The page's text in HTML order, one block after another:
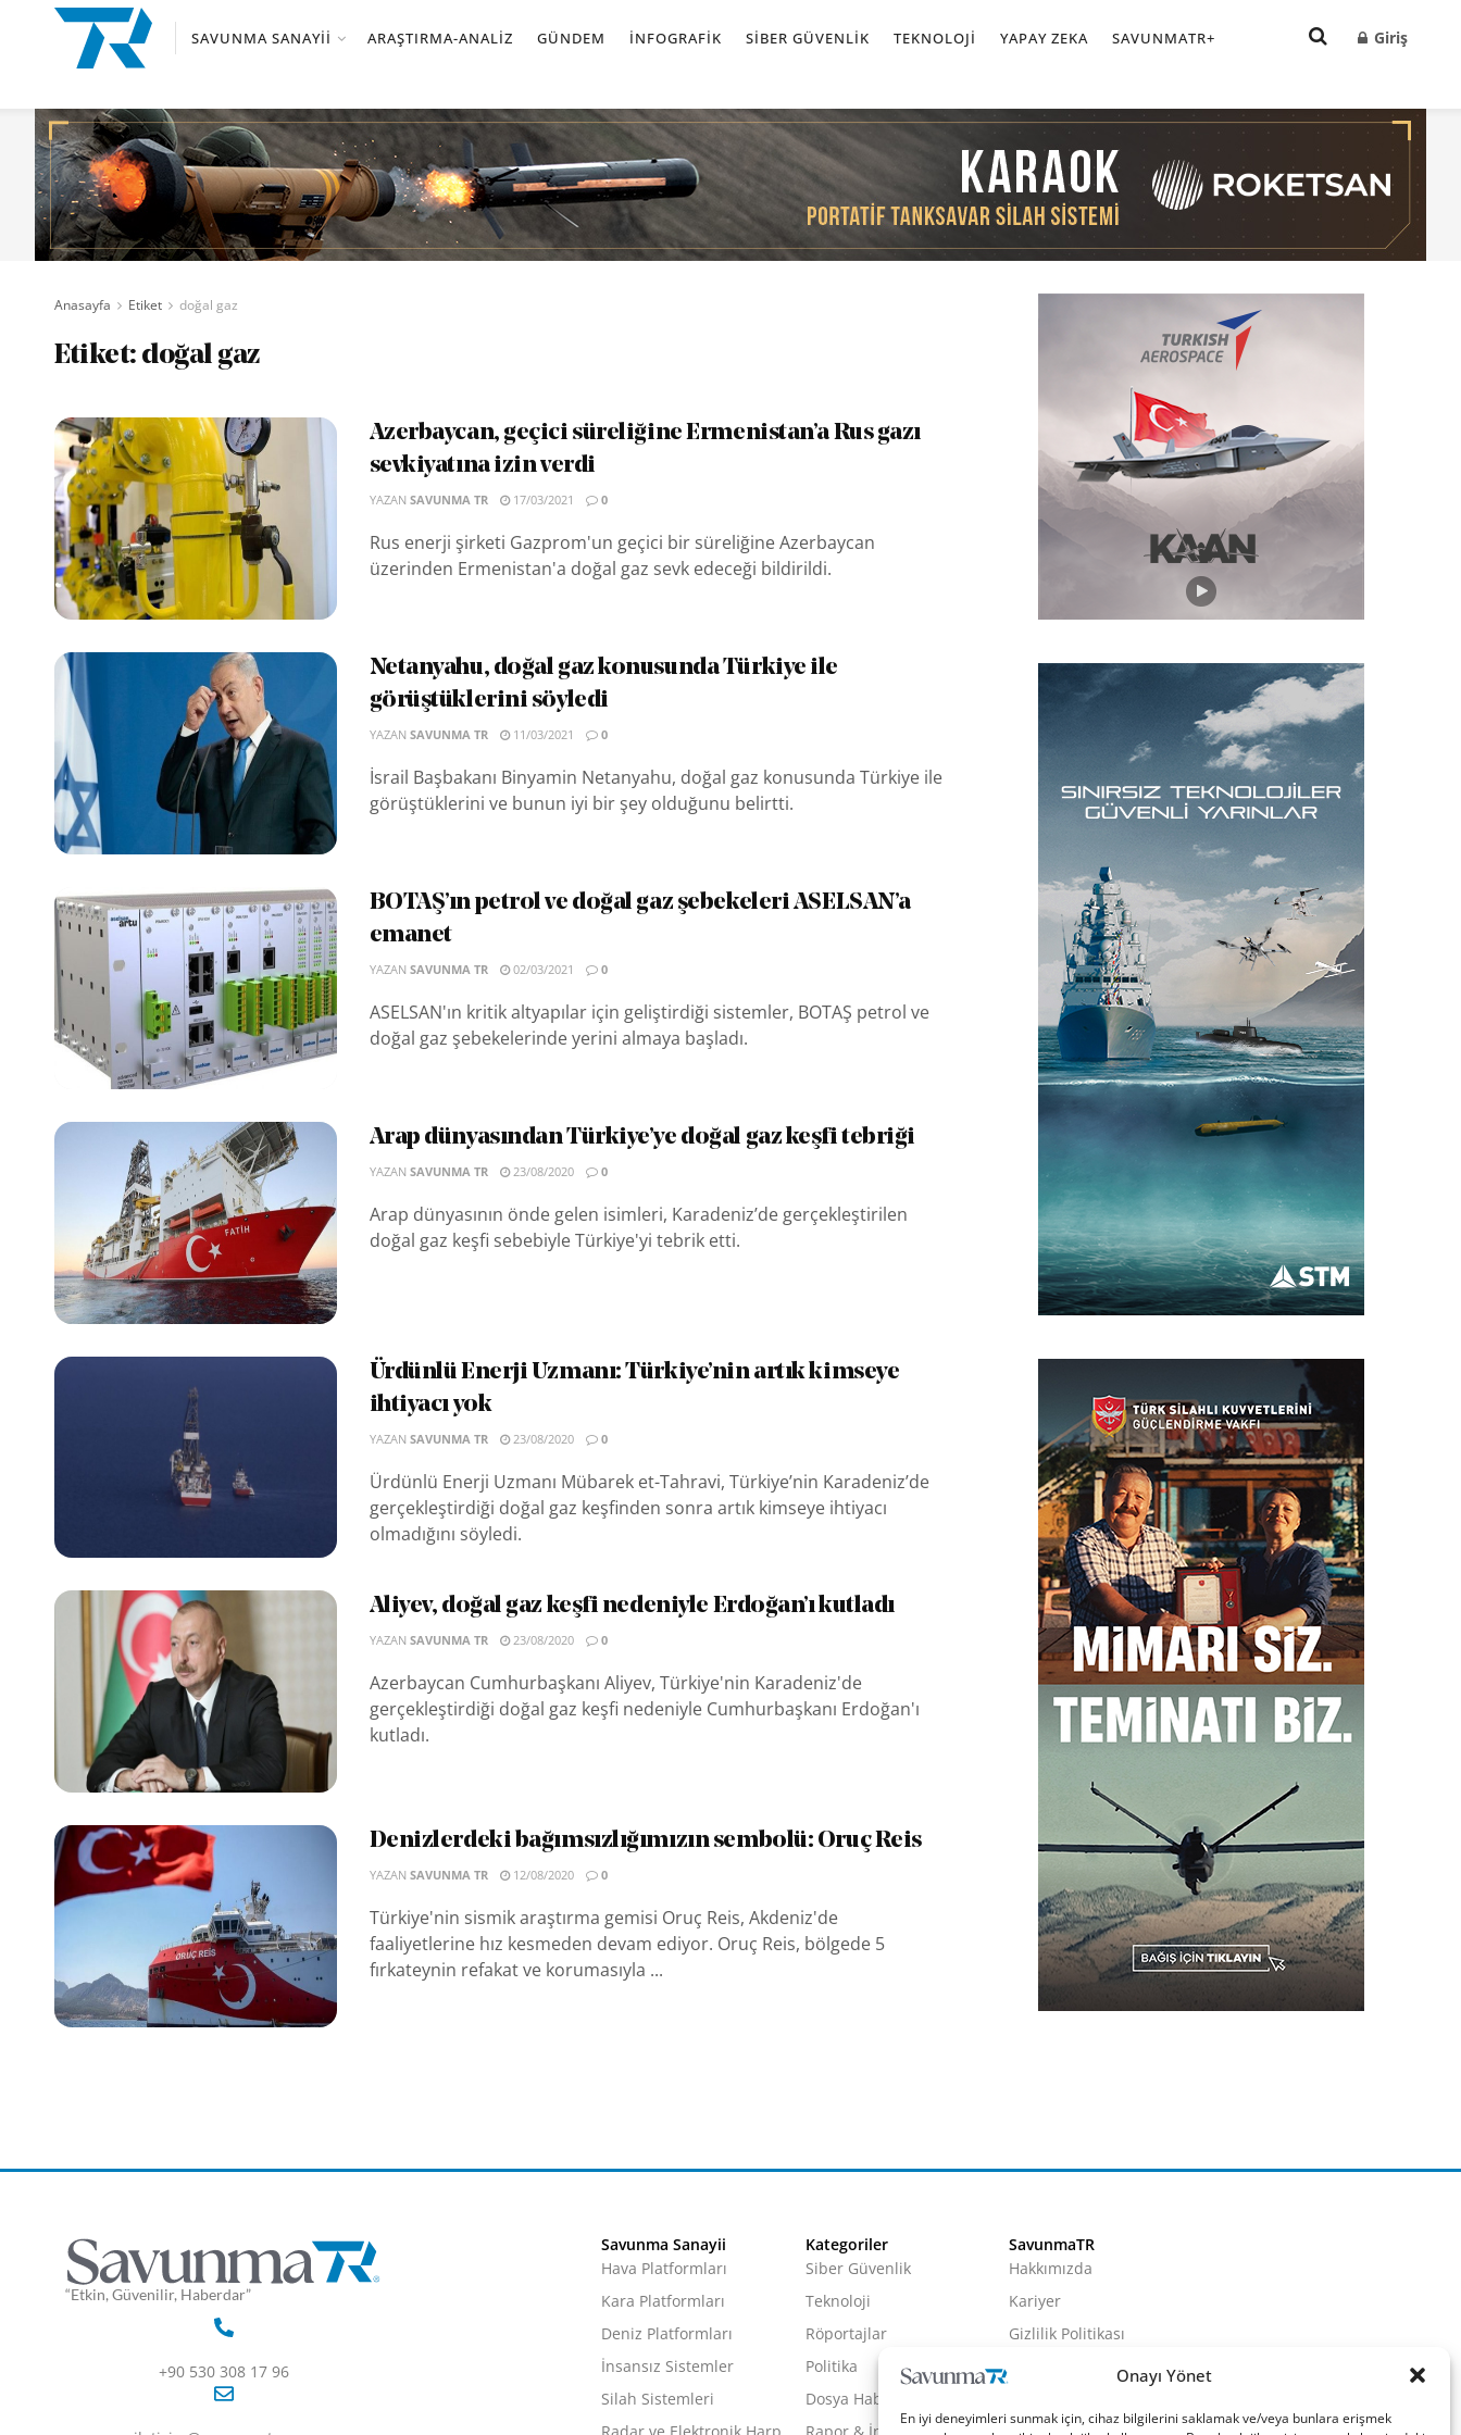
Onayı Yönet
En iyi deneyimleri sunmak için, cihaz bilgilerini saklamak ve/veya bunlara erişmek
SAVUNMA SANAYII ARAŞTIRMA-ANALIZ GÜNDEM İNFOGRAFIK SIBER GÜVENLIK TEKNOLOJI YAPAY ZEKA SAVUNMATR+ Giriş
Anasayfa Etiket doğal gaz
Etiket: doğal gaz
Azerbaycan, geçici süreliğine Ermenistan’a Rus gazı
sevkiyatına izin verdi
YAZAN SAVUNMA TR 17/03/2021 0
Rus enerji şirketi Gazprom'un geçici bir süreliğine Azerbaycan
üzerinden Ermenistan'a doğal gaz sevk edeceği bildirildi.
Netanyahu, doğal gaz konusunda Türkiye ile
görüştüklerini söyledi
YAZAN SAVUNMA TR 11/03/2021 0
İsrail Başbakanı Binyamin Netanyahu, doğal gaz konusunda Türkiye ile
görüştüklerini ve bunun iyi bir şey olduğunu belirtti.
BOTAŞ’ın petrol ve doğal gaz şebekeleri ASELSAN’a
emanet
YAZAN SAVUNMA TR 02/03/2021 0
ASELSAN'ın kritik altyapılar için geliştirdiği sistemler, BOTAŞ petrol ve
doğal gaz şebekelerinde yerini almaya başladı.
Arap dünyasından Türkiye’ye doğal gaz keşfi tebriği
YAZAN SAVUNMA TR 23/08/2020 0
Arap dünyasının önde gelen isimleri, Karadeniz’de gerçekleştirilen
doğal gaz keşfi sebebiyle Türkiye'yi tebrik etti.
Ürdünlü Enerji Uzmanı: Türkiye’nin artık kimseye
ihtiyacı yok
YAZAN SAVUNMA TR 23/08/2020 0
Ürdünlü Enerji Uzmanı Mübarek et-Tahravi, Türkiye’nin Karadeniz’de
gerçekleştirdiği doğal gaz keşfinden sonra artık kimseye ihtiyacı
olmadığını söyledi.
Aliyev, doğal gaz keşfi nedeniyle Erdoğan’ı kutladı
YAZAN SAVUNMA TR 23/08/2020 0
Azerbaycan Cumhurbaşkanı Aliyev, Türkiye'nin Karadeniz'de
gerçekleştirdiği doğal gaz keşfi nedeniyle Cumhurbaşkanı Erdoğan'ı
kutladı.
Denizlerdeki bağımsızlığımızın sembolü: Oruç Reis
YAZAN SAVUNMA TR 12/08/2020 0
Türkiye'nin sismik araştırma gemisi Oruç Reis, Akdeniz'de
faaliyetlerine hız kesmeden devam ediyor. Oruç Reis, bölgede 5
fırkateynin refakat ve korumasıyla ...
“Etkin, Güvenilir, Haberdar”
+90 530 308 17 96
Savunma Sanayii
Hava Platformları
Kara Platformları
Deniz Platformları
İnsansız Sistemler
Silah Sistemleri
Kategoriler
Siber Güvenlik
Teknoloji
Röportajlar
Politika
Dosya Haber
SavunmaTR
Hakkımızda
Kariyer
Gizlilik Politikası